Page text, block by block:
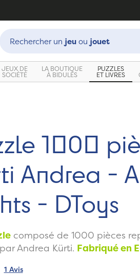
Recherche :
Rechercher un jeuou jouet
JEUX DE
SOCIÉTÉ
LA BOUTIQUE
À BIDULES
PUZZLES
ET LIVRES
1000
Andrea -
- DToys
composé de 1000 pièces
Andrea Kürti. Fabriqué en
1 Avis